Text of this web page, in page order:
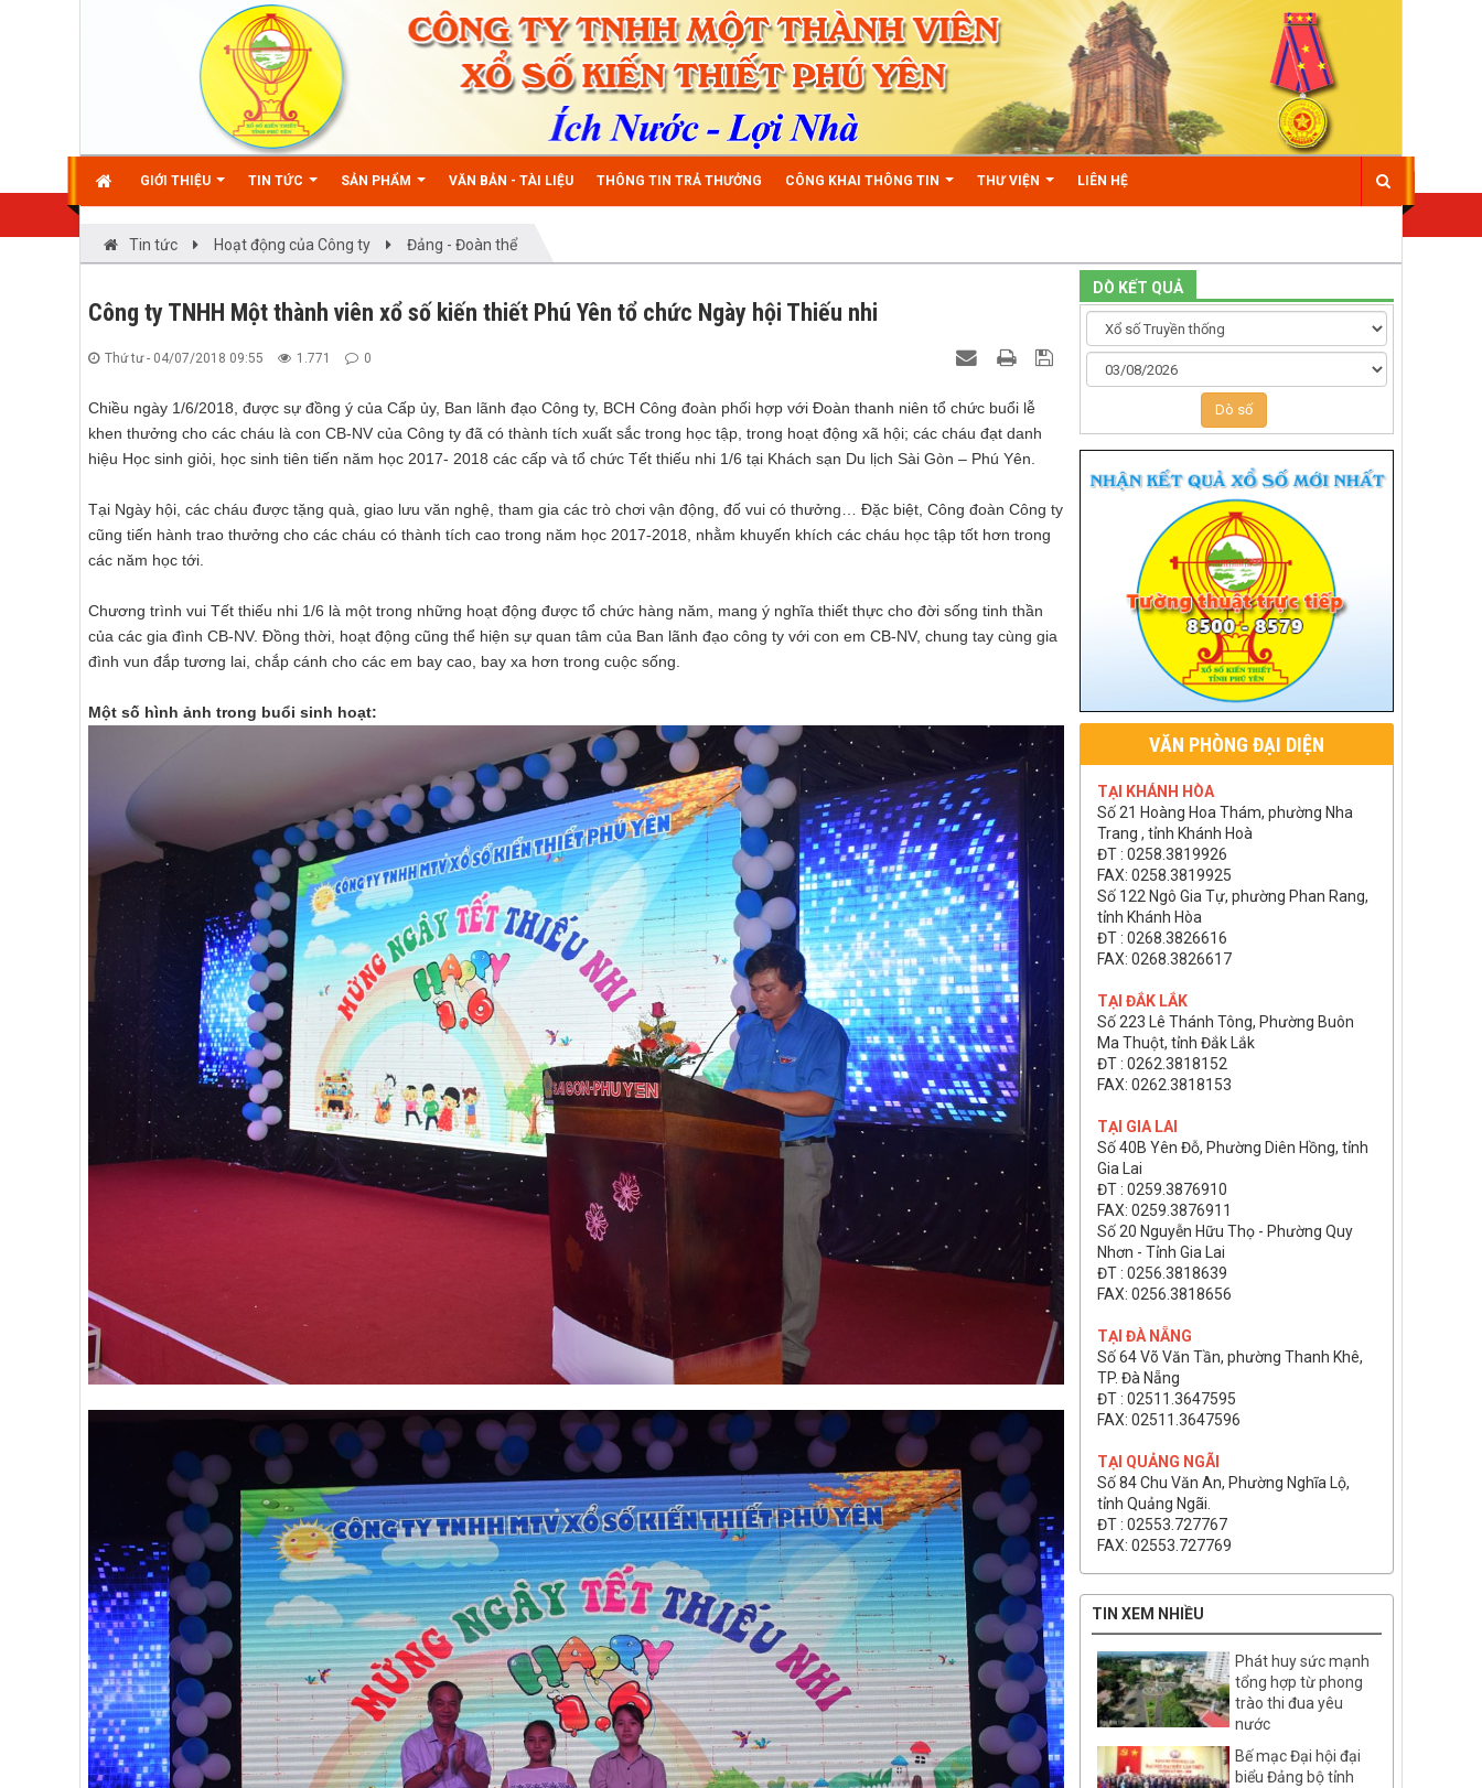
GIỚI THIỆU TIN TỨC SẢN PHẨM VĂN BẢN - TÀI LIỆU THÔNG TIN TRẢ THƯỞNG CÔNG KHAI THÔNG TIN THƯ VIỆN LIÊN HỆ
Tin tức Hoạt động của Công ty Đảng - Đoàn thể
Công ty TNHH Một thành viên xổ số kiến thiết Phú Yên tổ chức Ngày hội Thiếu nhi
Thứ tư - 04/07/2018 09:55 1.771 0
Chiều ngày 1/6/2018, được sự đồng ý của Cấp ủy, Ban lãnh đạo Công ty, BCH Công đoàn phối hợp với Đoàn thanh niên tổ chức buổi lễ
khen thưởng cho các cháu là con CB-NV của Công ty đã có thành tích xuất sắc trong học tập, trong hoạt động xã hội; các cháu đạt danh
hiệu Học sinh giỏi, học sinh tiên tiến năm học 2017- 2018 các cấp và tổ chức Tết thiếu nhi 1/6 tại Khách sạn Du lịch Sài Gòn – Phú Yên.
Tại Ngày hội, các cháu được tặng quà, giao lưu văn nghệ, tham gia các trò chơi vận động, đố vui có thưởng… Đặc biệt, Công đoàn Công ty
cũng tiến hành trao thưởng cho các cháu có thành tích cao trong năm học 2017-2018, nhằm khuyến khích các cháu học tập tốt hơn trong
các năm học tới.
Chương trình vui Tết thiếu nhi 1/6 là một trong những hoạt động được tổ chức hàng năm, mang ý nghĩa thiết thực cho đời sống tinh thần
của các gia đình CB-NV. Đồng thời, hoạt động cũng thể hiện sự quan tâm của Ban lãnh đạo công ty với con em CB-NV, chung tay cùng gia
đình vun đắp tương lai, chắp cánh cho các em bay cao, bay xa hơn trong cuộc sống.
Một số hình ảnh trong buổi sinh hoạt:
DÒ KẾT QUẢ
Dò số
VĂN PHÒNG ĐẠI DIỆN
TẠI KHÁNH HÒA
Số 21 Hoàng Hoa Thám, phường Nha
Trang , tỉnh Khánh Hoà
ĐT : 0258.3819926
FAX: 0258.3819925
Số 122 Ngô Gia Tự, phường Phan Rang,
tỉnh Khánh Hòa
ĐT : 0268.3826616
FAX: 0268.3826617
TẠI ĐẮK LẮK
Số 223 Lê Thánh Tông, Phường Buôn
Ma Thuột, tỉnh Đắk Lắk
ĐT : 0262.3818152
FAX: 0262.3818153
TẠI GIA LAI
Số 40B Yên Đỗ, Phường Diên Hồng, tỉnh
Gia Lai
ĐT : 0259.3876910
FAX: 0259.3876911
Số 20 Nguyễn Hữu Thọ - Phường Quy
Nhơn - Tỉnh Gia Lai
ĐT : 0256.3818639
FAX: 0256.3818656
TẠI ĐÀ NẴNG
Số 64 Võ Văn Tần, phường Thanh Khê,
TP. Đà Nẵng
ĐT : 02511.3647595
FAX: 02511.3647596
TẠI QUẢNG NGÃI
Số 84 Chu Văn An, Phường Nghĩa Lộ,
tỉnh Quảng Ngãi.
ĐT : 02553.727767
FAX: 02553.727769
TIN XEM NHIỀU
Phát huy sức mạnh
tổng hợp từ phong
trào thi đua yêu
nước
Bế mạc Đại hội đại
biểu Đảng bộ tỉnh